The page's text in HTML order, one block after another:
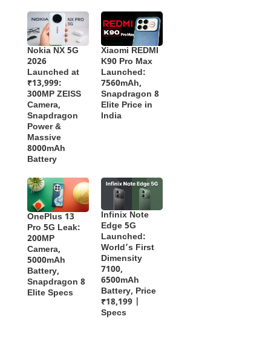
Nokia NX 5G
2026
Launched at
₹13,999:
300MP ZEISS
Camera,
Snapdragon
Power &
Massive
8000mAh
Battery
Xiaomi REDMI
K90 Pro Max
Launched:
7560mAh,
Snapdragon 8
Elite Price in
India
OnePlus 13
Pro 5G Leak:
200MP
Camera,
5000mAh
Battery,
Snapdragon 8
Elite Specs
Infinix Note
Edge 5G
Launched:
World’s First
Dimensity
7100,
6500mAh
Battery, Price
₹18,199 |
Specs